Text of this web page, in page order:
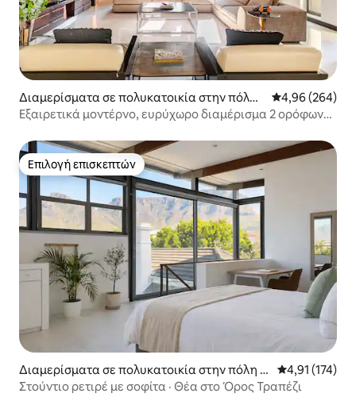
Διαμερίσματα σε πολυκατοικία στην πόλη
Κέιπ Τάουν
Μέση
4,96 (264)
Εξαιρετικά μοντέρνο, ευρύχωρο διαμέρισμα 2 ορόφων
Επιλογή επισκεπτών
Επιλογή επισκεπτών
Διαμερίσματα σε πολυκατοικία στην πόλη Κ
έιπ Τάουν
Μέση
4,91 (174)
Στούντιο ρετιρέ με σοφίτα · Θέα στο Όρος Τραπέζι